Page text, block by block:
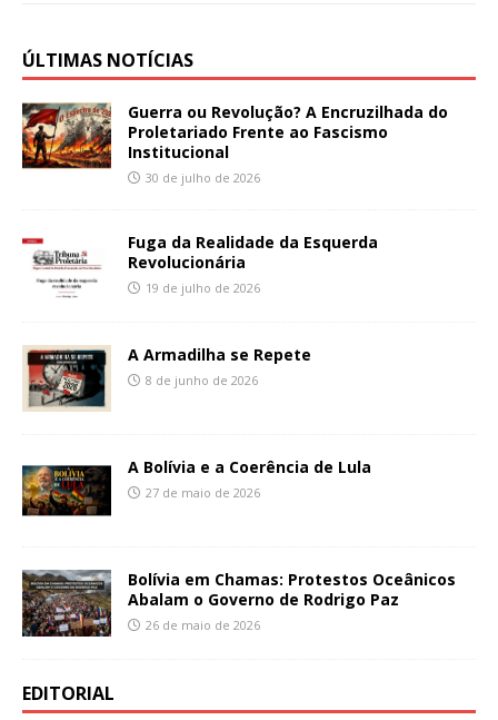
ÚLTIMAS NOTÍCIAS
Guerra ou Revolução? A Encruzilhada do
Proletariado Frente ao Fascismo
Institucional
30 de julho de 2026
Fuga da Realidade da Esquerda
Revolucionária
19 de julho de 2026
A Armadilha se Repete
8 de junho de 2026
A Bolívia e a Coerência de Lula
27 de maio de 2026
Bolívia em Chamas: Protestos Oceânicos
Abalam o Governo de Rodrigo Paz
26 de maio de 2026
EDITORIAL